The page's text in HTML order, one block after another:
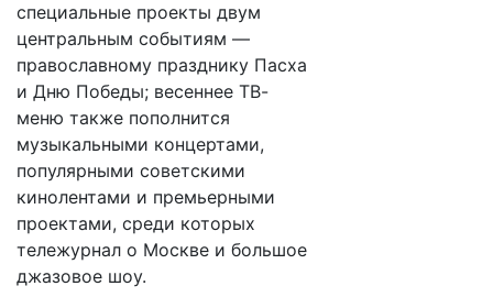
специальные проекты двум
центральным событиям —
православному празднику Пасха
и Дню Победы; весеннее ТВ-
меню также пополнится
музыкальными концертами,
популярными советскими
кинолентами и премьерными
проектами, среди которых
тележурнал о Москве и большое
джазовое шоу.